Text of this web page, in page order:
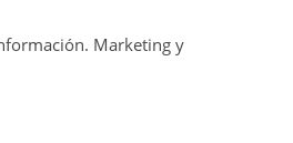
Marketing y